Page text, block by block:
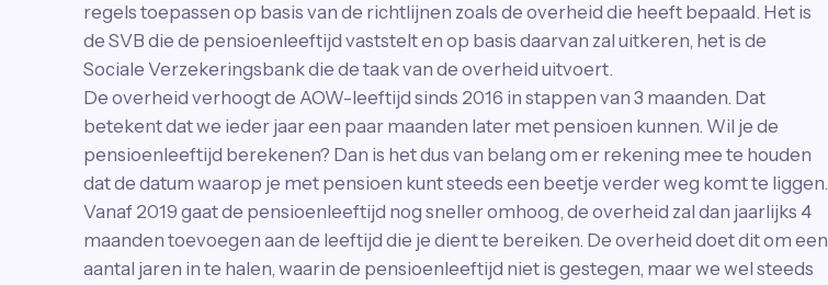
regels toepassen op basis van de richtlijnen zoals de overheid die heeft bepaald. Het is
de SVB die de pensioenleeftijd vaststelt en op basis daarvan zal uitkeren, het is de
Sociale Verzekeringsbank die de taak van de overheid uitvoert.
De overheid verhoogt de AOW-leeftijd sinds 2016 in stappen van 3 maanden. Dat
betekent dat we ieder jaar een paar maanden later met pensioen kunnen. Wil je de
pensioenleeftijd berekenen? Dan is het dus van belang om er rekening mee te houden
dat de datum waarop je met pensioen kunt steeds een beetje verder weg komt te liggen.
Vanaf 2019 gaat de pensioenleeftijd nog sneller omhoog, de overheid zal dan jaarlijks 4
maanden toevoegen aan de leeftijd die je dient te bereiken. De overheid doet dit om een
aantal jaren in te halen, waarin de pensioenleeftijd niet is gestegen, maar we wel steeds